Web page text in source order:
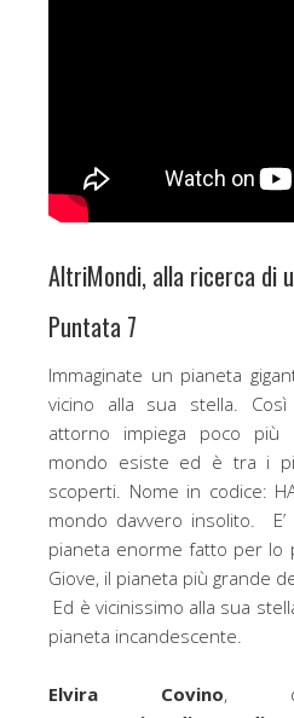
AltriMondi, alla ricerca di
Puntata 7
Immaginate un pianeta
vicino alla sua stella.
attorno impiega poco più
mondo esiste ed è tra i
scoperti. Nome in codice:
mondo davvero insolito. E’
pianeta enorme fatto per lo
Giove, il pianeta più grande
Ed è vicinissimo alla sua
pianeta incandescente.
Elvira Covino,